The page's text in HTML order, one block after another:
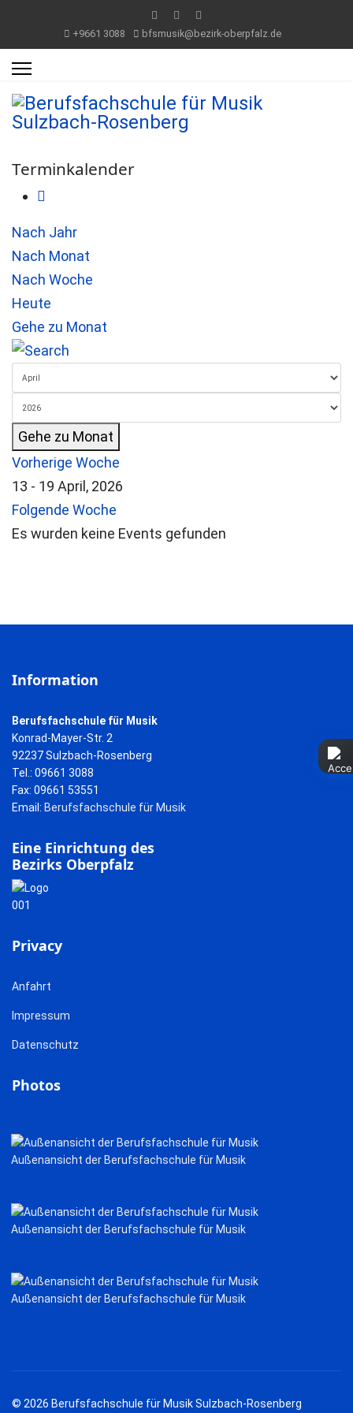
+9661 3088 bfsmusik@bezirk-oberpfalz.de
Terminkalender
Nach Jahr
Nach Monat
Nach Woche
Heute
Gehe zu Monat
Gehe zu Monat
Vorherige Woche
13 - 19 April, 2026
Folgende Woche
Es wurden keine Events gefunden
Information
Berufsfachschule für Musik
Konrad-Mayer-Str. 2
92237 Sulzbach-Rosenberg
Tel.: 09661 3088
Fax: 09661 53551
Email: Berufsfachschule für Musik
Eine Einrichtung des
Bezirks Oberpfalz
Privacy
Anfahrt
Impressum
Datenschutz
Photos
Außenansicht der Berufsfachschule für Musik
Außenansicht der Berufsfachschule für Musik
Außenansicht der Berufsfachschule für Musik
© 2026 Berufsfachschule für Musik Sulzbach-Rosenberg